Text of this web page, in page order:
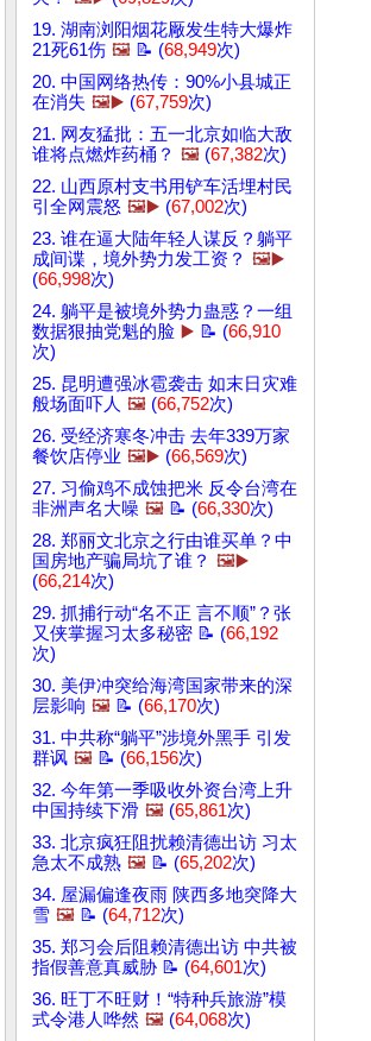
19. 湖南浏阳烟花厰发生特大爆炸
21死61伤 🖼️ 📝 (68,949次)
20. 中国网络热传：90%小县城正
在消失 🖼️▶️ (67,759次)
21. 网友猛批：五一北京如临大敌
谁将点燃炸药桶？ 🖼️ (67,382次)
22. 山西原村支书用铲车活埋村民
引全网震怒 🖼️▶️ (67,002次)
23. 谁在逼大陆年轻人谋反？躺平
成间谍，境外势力发工资？ 🖼️▶️
(66,998次)
24. 躺平是被境外势力蛊惑？一组
数据狠抽党魁的脸 ▶️ 📝 (66,910
次)
25. 昆明遭强冰雹袭击 如末日灾难
般场面吓人 🖼️ (66,752次)
26. 受经济寒冬冲击 去年339万家
餐饮店停业 🖼️▶️ (66,569次)
27. 习偷鸡不成蚀把米 反令台湾在
非洲声名大噪 🖼️ 📝 (66,330次)
28. 郑丽文北京之行由谁买单？中
国房地产骗局坑了谁？ 🖼️▶️
(66,214次)
29. 抓捕行动“名不正 言不顺”？张
又侠掌握习太多秘密 📝 (66,192
次)
30. 美伊冲突给海湾国家带来的深
层影响 🖼️ 📝 (66,170次)
31. 中共称“躺平”涉境外黑手 引发
群讽 🖼️ 📝 (66,156次)
32. 今年第一季吸收外资台湾上升
中国持续下滑 🖼️ (65,861次)
33. 北京疯狂阻扰赖清德出访 习太
急太不成熟 🖼️ 📝 (65,202次)
34. 屋漏偏逢夜雨 陕西多地突降大
雪 🖼️ 📝 (64,712次)
35. 郑习会后阻赖清德出访 中共被
指假善意真威胁 📝 (64,601次)
36. 旺丁不旺财！“特种兵旅游”模
式令港人哗然 🖼️ (64,068次)